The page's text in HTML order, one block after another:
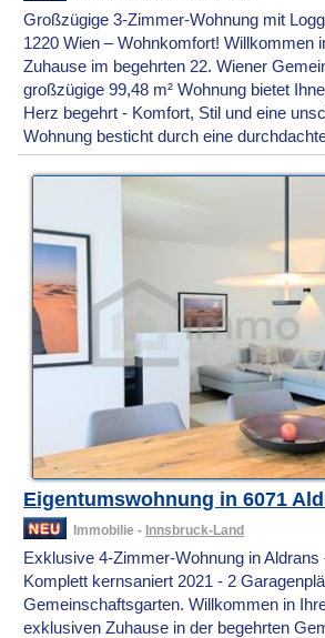
Großzügige 3-Zimmer-Wohnung mit
1220 Wien – Wohnkomfort! Willkommen
Zuhause im begehrten 22. Wiener
großzügige 99,48 m² Wohnung bietet
Herz begehrt - Komfort, Stil und eine
Wohnung besticht durch eine
Eigentumswohnung in 6071
Immobilie - Innsbruck-Land
Exklusive 4-Zimmer-Wohnung in Aldrans
Komplett kernsaniert 2021 - 2
Gemeinschaftsgarten. Willkommen in
exklusiven Zuhause in der begehrten